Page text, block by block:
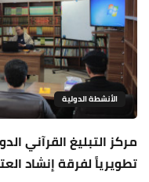
الأنشطة الدولية
مركز التبليغ القرآني
تطويرياً لفرقة إنشاد